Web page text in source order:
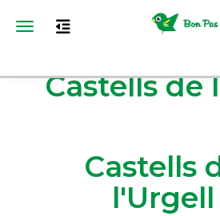
Toggle navigation
Castells de
Castells
l'Urgell